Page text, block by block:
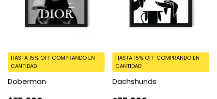
Doberman
HASTA 15% OFF COMPRANDO EN
CANTIDAD
Dachshunds
HASTA 15% OFF COMPRANDO EN
CANTIDAD